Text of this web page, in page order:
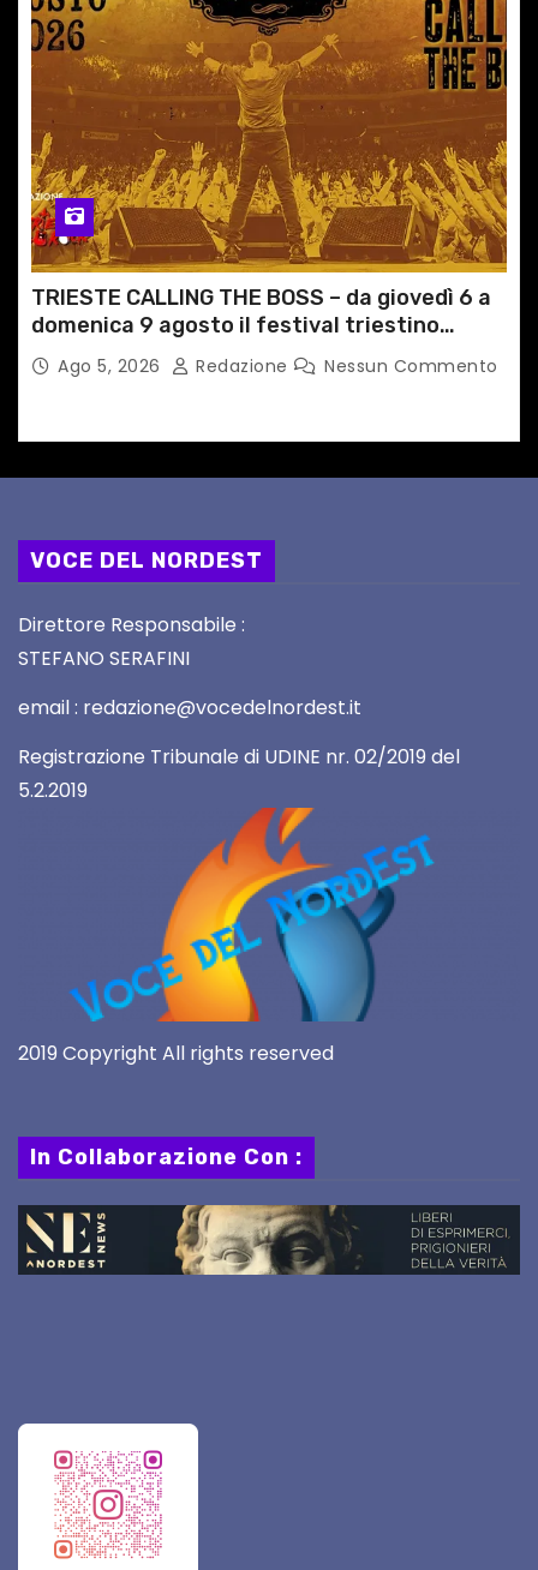
TRIESTE CALLING THE BOSS – da giovedì 6 a
domenica 9 agosto il festival triestino
dedicato a Springsteen
Ago 5, 2026 Redazione Nessun Commento
VOCE DEL NORDEST
Direttore Responsabile :
STEFANO SERAFINI
email : redazione@vocedelnordest.it
Registrazione Tribunale di UDINE nr. 02/2019 del
5.2.2019
2019 Copyright All rights reserved
In Collaborazione Con :